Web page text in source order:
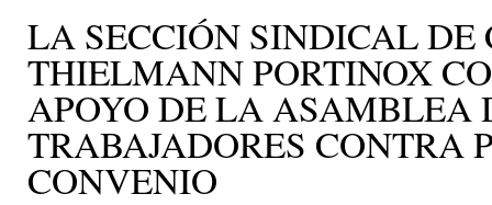
LA SECCIÓN SINDICAL DE
THIELMANN PORTINOX
APOYO DE LA ASAMBLEA
TRABAJADORES CONTRA
CONVENIO